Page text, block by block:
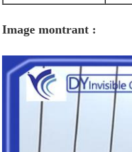
Image montrant :